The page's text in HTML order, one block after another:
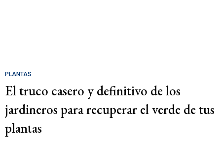
PLANTAS
El truco casero y definitivo de los
jardineros para recuperar el verde de tus
plantas